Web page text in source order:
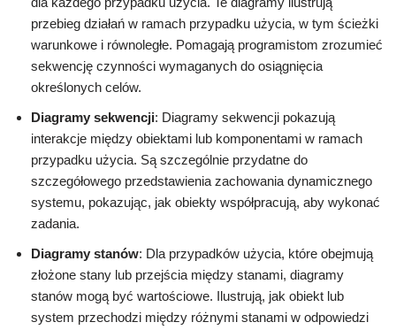
przebieg działań w ramach przypadku użycia, w tym ścieżki
warunkowe i równoległe. Pomagają programistom zrozumieć
sekwencję czynności wymaganych do osiągnięcia
określonych celów.
Diagramy sekwencji: Diagramy sekwencji pokazują
interakcje między obiektami lub komponentami w ramach
przypadku użycia. Są szczególnie przydatne do
szczegółowego przedstawienia zachowania dynamicznego
systemu, pokazując, jak obiekty współpracują, aby wykonać
zadania.
Diagramy stanów: Dla przypadków użycia, które obejmują
złożone stany lub przejścia między stanami, diagramy
stanów mogą być wartościowe. Ilustrują, jak obiekt lub
system przechodzi między różnymi stanami w odpowiedzi